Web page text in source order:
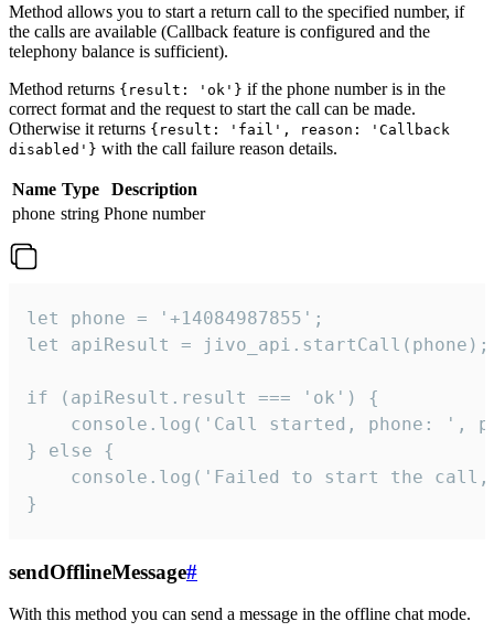
Method allows you to start a return call to the specified number, if
the calls are available (Callback feature is configured and the
telephony balance is sufficient).
Method returns {result: 'ok'} if the phone number is in the
correct format and the request to start the call can be made.
Otherwise it returns {result: 'fail', reason: 'Callback
disabled'} with the call failure reason details.
Name Type
Description
phone string Phone number
let phone = '+14084987855';
let apiResult = jivo_api.startCall(phone);
if (apiResult.result === 'ok') {
console.log('Call started, phone: ',
} else {
console.log('Failed to start the
}
sendOfflineMessage#
With this method you can send a message in the offline chat mode.